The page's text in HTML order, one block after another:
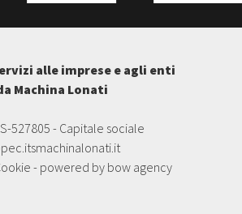
alle imprese e agli enti
Machina Lonati
527805 - Capitale sociale
- powered by bow agency